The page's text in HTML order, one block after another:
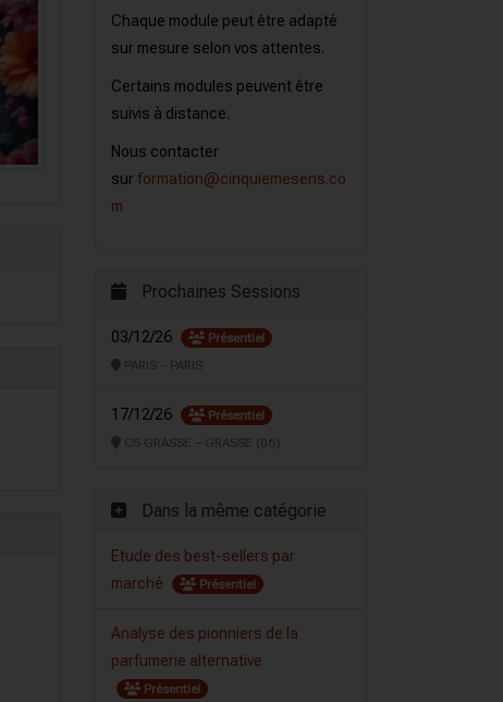
Chaque module peut être adapté
sur mesure selon vos attentes.
Certains modules peuvent être
suivis à distance.
Nous contacter
sur formation@cinquiemesens.co
m
Prochaines Sessions
03/12/26
Présentiel
PARIS – PARIS
17/12/26
Présentiel
CS GRASSE – GRASSE (06)
Dans la même catégorie
Etude des best-sellers par
marché
Présentiel
Analyse des pionniers de la
parfumerie alternative
Présentiel